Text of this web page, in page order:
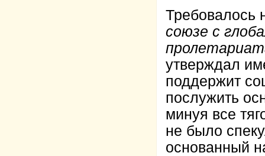
Требовалось
союзе с
утверждал
поддержит
послужить
минуя все
не было
основанный